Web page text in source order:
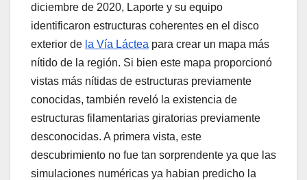
diciembre de 2020, Laporte y su equipo
identificaron estructuras coherentes en el disco
exterior de la Vía Láctea para crear un mapa más
nítido de la región. Si bien este mapa proporcionó
vistas más nítidas de estructuras previamente
conocidas, también reveló la existencia de
estructuras filamentarias giratorias previamente
desconocidas. A primera vista, este
descubrimiento no fue tan sorprendente ya que las
simulaciones numéricas ya habian predicho la